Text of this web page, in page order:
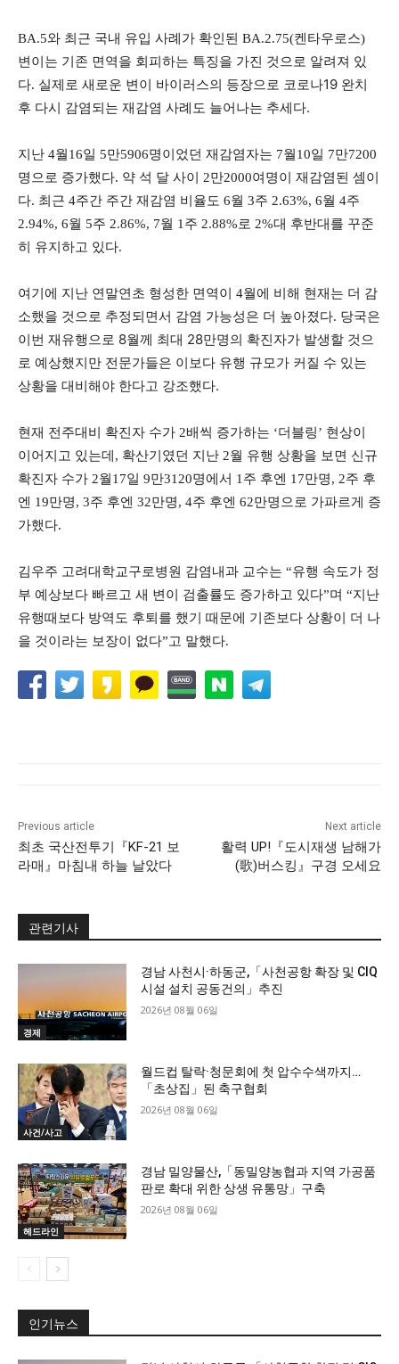
BA.5와 최근 국내 유입 사례가 확인된 BA.2.75(켄타우로스)
변이는 기존 면역을 회피하는 특징을 가진 것으로 알려져 있
다. 실제로 새로운 변이 바이러스의 등장으로 코로나19 완치
후 다시 감염되는 재감염 사례도 늘어나는 추세다.
지난 4월16일 5만5906명이었던 재감염자는 7월10일 7만7200
명으로 증가했다. 약 석 달 사이 2만2000여명이 재감염된 셈이
다. 최근 4주간 주간 재감염 비율도 6월 3주 2.63%, 6월 4주
2.94%, 6월 5주 2.86%, 7월 1주 2.88%로 2%대 후반대를 꾸준
히 유지하고 있다.
여기에 지난 연말연초 형성한 면역이 4월에 비해 현재는 더 감
소했을 것으로 추정되면서 감염 가능성은 더 높아졌다. 당국은
이번 재유행으로 8월께 최대 28만명의 확진자가 발생할 것으
로 예상했지만 전문가들은 이보다 유행 규모가 커질 수 있는
상황을 대비해야 한다고 강조했다.
현재 전주대비 확진자 수가 2배씩 증가하는 ‘더블링’ 현상이
이어지고 있는데, 확산기였던 지난 2월 유행 상황을 보면 신규
확진자 수가 2월17일 9만3120명에서 1주 후엔 17만명, 2주 후
엔 19만명, 3주 후엔 32만명, 4주 후엔 62만명으로 가파르게 증
가했다.
김우주 고려대학교구로병원 감염내과 교수는 “유행 속도가 정
부 예상보다 빠르고 새 변이 검출률도 증가하고 있다”며 “지난
유행때보다 방역도 후퇴를 했기 때문에 기존보다 상황이 더 나
을 것이라는 보장이 없다”고 말했다.
Previous article
최초 국산전투기『KF-21 보
라매』마침내 하늘 날았다
Next article
활력 UP!『도시재생 남해가
(歌)버스킹』구경 오세요
관련기사
경제
경남 사천시·하동군,「사천공항 확장 및 CIQ
시설 설치 공동건의」추진
2026년 08월 06일
사건/사고
월드컵 탈락·청문회에 첫 압수수색까지…
「초상집」된 축구협회
2026년 08월 06일
헤드라인
경남 밀양물산,「동밀양농협과 지역 가공품
판로 확대 위한 상생 유통망」구축
2026년 08월 06일
인기뉴스